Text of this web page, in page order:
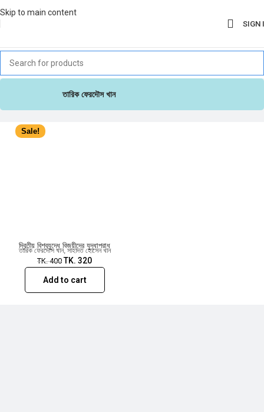
Skip to main content
SIGN
তারিক ফেরদৌস খান
Sale!
দ্বিতীয় বিশ্বযুদ্ধে বিজয়ীদের যুদ্ধাপরাধ
তারিক ফেরদৌস খান,সাহাদত হোসেন খান
TK.400 TK. 320
Add to cart